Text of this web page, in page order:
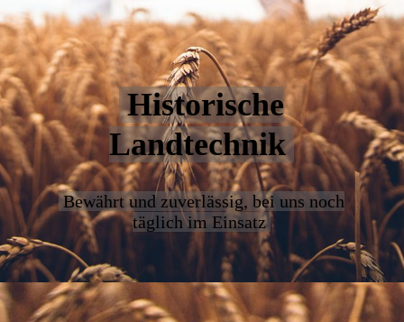
Historische
Landtechnik
Bewährt und zuverlässig, bei uns noch
täglich im Einsatz